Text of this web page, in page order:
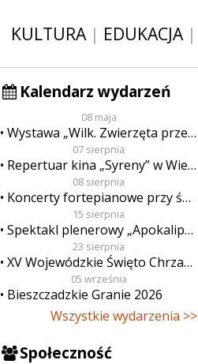
KULTURA| EDUKACJA|
Kalendarz wydarzeń
08 maja
Wystawa „Wilk. Zwierzęta przeklęte”
07 sierpnia
Repertuar kina „Syreny” w Wieluniu w dn. od 7 do 13 sierpnia
08 sierpnia
Koncerty fortepianowe przy świecach
15 sierpnia
Spektakl plenerowy „Apokalipsa”
23 sierpnia
XV Wojewódzkie Święto Chrzanu
05 września
Bieszczadzkie Granie 2026
Wszystkie wydarzenia >>
Społeczność